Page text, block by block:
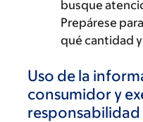
busque
Prepárese
qué cantidad
Uso de la
consumidor y
responsabilidad